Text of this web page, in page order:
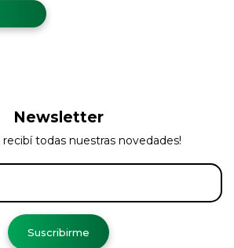
Newsletter
recibí todas nuestras novedades!
Suscribirme